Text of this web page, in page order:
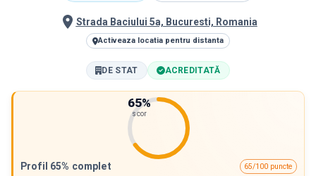
Strada Baciului 5a, Bucuresti, Romania
Activeaza locatia pentru distanta
DE STAT ACREDITATĂ
65%
scor
Profil 65% complet
65/100 puncte